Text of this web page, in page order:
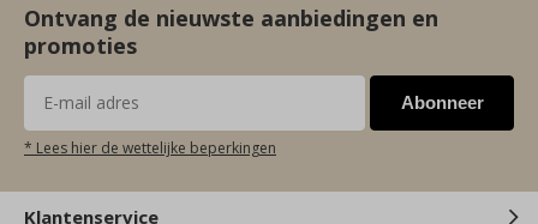
Ontvang de nieuwste aanbiedingen en
promoties
Abonneer
* Lees hier de wettelijke beperkingen
Klantenservice